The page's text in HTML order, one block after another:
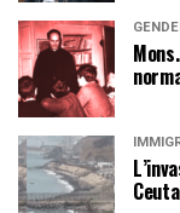
Ceuta